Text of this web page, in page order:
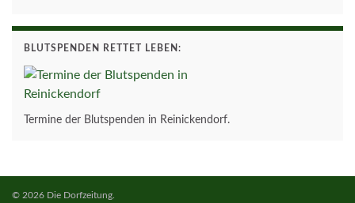
BLUTSPENDEN RETTET LEBEN:
Termine der Blutspenden in Reinickendorf.
© 2026 Die Dorfzeitung.